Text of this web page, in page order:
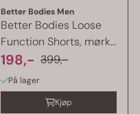
Better Bodies Men
Better Bodies Loose
Function Shorts, mørk
camo
198,- 399,-
På lager
Kjøp